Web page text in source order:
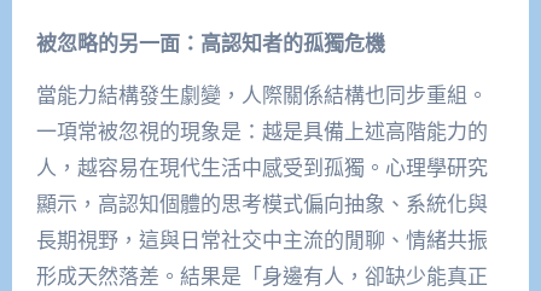
被忽略的另一面：高認知者的孤獨危機
當能力結構發生劇變，人際關係結構也同步重組。
一項常被忽視的現象是：越是具備上述高階能力的
人，越容易在現代生活中感受到孤獨。心理學研究
顯示，高認知個體的思考模式偏向抽象、系統化與
長期視野，這與日常社交中主流的閒聊、情緒共振
形成天然落差。結果是「身邊有人，卻缺少能真正